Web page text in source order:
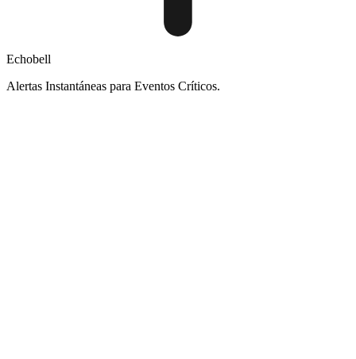
Echobell
Alertas Instantáneas para Eventos Críticos.